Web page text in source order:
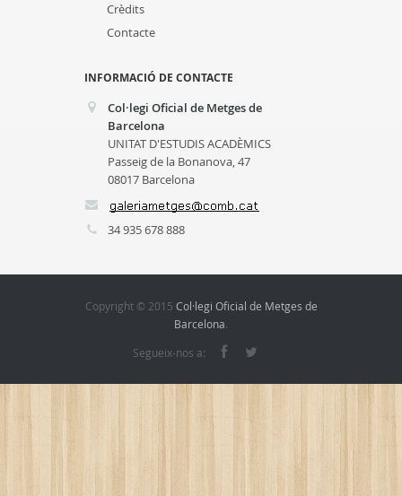
Crèdits
Contacte
INFORMACIÓ DE CONTACTE
Col·legi Oficial de Metges de
Barcelona
UNITAT D'ESTUDIS ACADÈMICS
Passeig de la Bonanova, 47
08017 Barcelona
34 935 678 888
Copyright © 2015 Col·legi Oficial de Metges de
Barcelona.
Segueix-nos a: